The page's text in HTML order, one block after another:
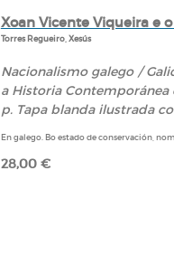
Xoan Vicente Viqueira e
Torres Regueiro, Xesús
Nacionalismo galego /
a Historia Contemporánea
p. Tapa blanda ilustrada
En galego. Bo estado de conservación,
28,00 €